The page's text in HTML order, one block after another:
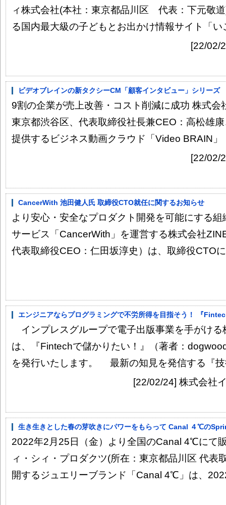
ィ株式会社(本社：東京都品川区 代表：下元敬
る国内最大級の子どもとお出かけ情報サイト「い
[22/02/
ビデオブレインの新タクシーCM「顧客インタビュー」シリー
9割の企業が売上改善・コスト削減に成功 株式会
東京都渋谷区、代表取締役社長兼CEO：高松雄
提供するビジネス動画クラウド「Video BRAIN」
[22/02/
CancerWith 池田健人氏 取締役CTO就任に関するお知らせ
より安心・安全なプロダクト開発を可能にする
サービス「CancerWith」を運営する株式会社
代表取締役CEO：仁田坂淳史）は、取締役CTO
エンジニアならプログラミングで不労所得を目指そう！ 『
インプレスグループで電子出版事業を手がける
は、『Fintechで儲かりたい！』（著者：
を発行いたします。 最新の知見を発信する『
[22/02/24] 株式会社
生き生きとした春の芽吹きにパワーをもらって Canal ４℃の
2022年2月25日（金）より全国のCanal 4℃に
ィ・シィ・プロダクツ(所在：東京都品川区 代表
開するジュエリーブランド「Canal 4℃」は、